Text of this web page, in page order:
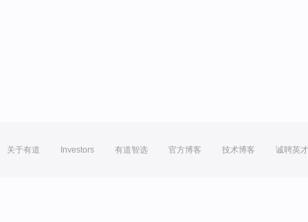
关于有道 Investors 有道智选 官方博客 技术博客 诚聘英才